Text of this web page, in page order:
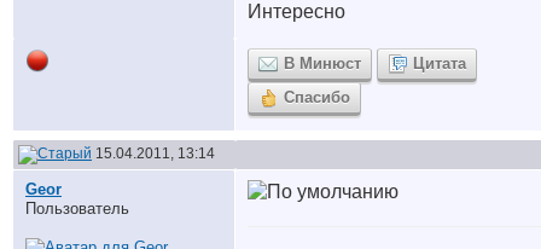
Интересно
В Минюст
Цитата
Спасибо
15.04.2011, 13:14
Geor
Пользователь